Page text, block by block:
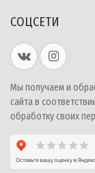
СОЦСЕТИ
Мы получаем и
сайта в
обработку своих